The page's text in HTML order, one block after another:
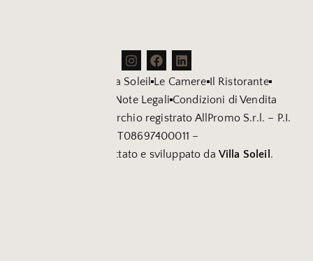
La Storia di Villa Soleil Le Camere Il Ristorante
Note Legali Condizioni di Vendita
Villa Soleil è un marchio registrato AllPromo S.r.l. – P.I.
IT08697400011 –
Sito web progettato e sviluppato da Villa Soleil .